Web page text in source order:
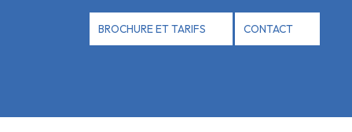
BROCHURE ET TARIFS CONTACT
Panneau de gestion des cookies